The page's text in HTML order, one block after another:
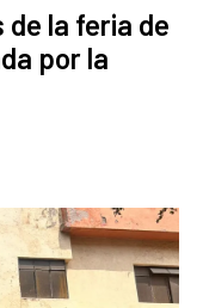
de la feria de
por la